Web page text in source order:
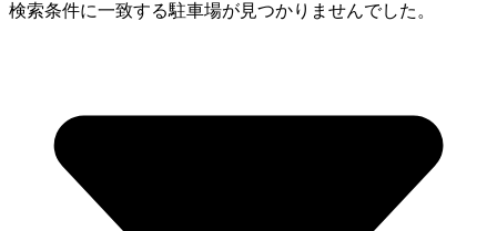
検索条件に一致する駐車場が見つかりませんでした。